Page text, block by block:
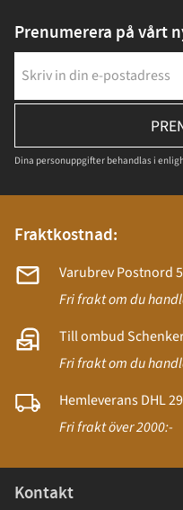
Prenumerera på vårt
Dina personuppgifter behandlas i
Fraktkostnad:
Varubrev Postnord
Fri frakt om du
Till ombud
Fri frakt om du
Hemleverans DHL
Fri frakt över 2000:-
Kontakt